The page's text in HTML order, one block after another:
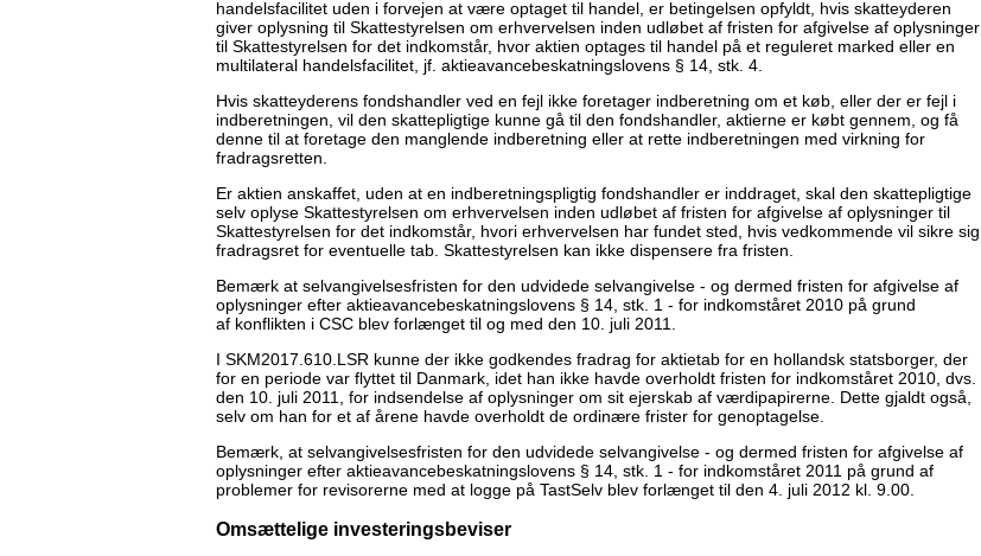
handelsfacilitet uden i forvejen at være optaget til handel, er betingelsen opfyldt, hvis skatteyderen
giver oplysning til Skattestyrelsen om erhvervelsen inden udløbet af fristen for afgivelse af oplysninger
til Skattestyrelsen for det indkomstår, hvor aktien optages til handel på et reguleret marked eller en
multilateral handelsfacilitet, jf. aktieavancebeskatningslovens § 14, stk. 4.
Hvis skatteyderens fondshandler ved en fejl ikke foretager indberetning om et køb, eller der er fejl i
indberetningen, vil den skattepligtige kunne gå til den fondshandler, aktierne er købt gennem, og få
denne til at foretage den manglende indberetning eller at rette indberetningen med virkning for
fradragsretten.
Er aktien anskaffet, uden at en indberetningspligtig fondshandler er inddraget, skal den skattepligtige
selv oplyse Skattestyrelsen om erhvervelsen inden udløbet af fristen for afgivelse af oplysninger til
Skattestyrelsen for det indkomstår, hvori erhvervelsen har fundet sted, hvis vedkommende vil sikre sig
fradragsret for eventuelle tab. Skattestyrelsen kan ikke dispensere fra fristen.
Bemærk at selvangivelsesfristen for den udvidede selvangivelse - og dermed fristen for afgivelse af
oplysninger efter aktieavancebeskatningslovens § 14, stk. 1 - for indkomståret 2010 på grund
af konflikten i CSC blev forlænget til og med den 10. juli 2011.
I SKM2017.610.LSR kunne der ikke godkendes fradrag for aktietab for en hollandsk statsborger, der
for en periode var flyttet til Danmark, idet han ikke havde overholdt fristen for indkomståret 2010, dvs.
den 10. juli 2011, for indsendelse af oplysninger om sit ejerskab af værdipapirerne. Dette gjaldt også,
selv om han for et af årene havde overholdt de ordinære frister for genoptagelse.
Bemærk, at selvangivelsesfristen for den udvidede selvangivelse - og dermed fristen for afgivelse af
oplysninger efter aktieavancebeskatningslovens § 14, stk. 1 - for indkomståret 2011 på grund af
problemer for revisorerne med at logge på TastSelv blev forlænget til den 4. juli 2012 kl. 9.00.
Omsættelige investeringsbeviser